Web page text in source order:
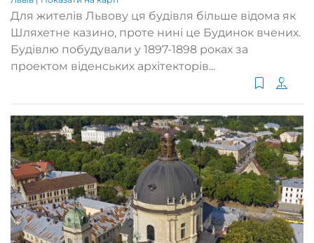
Для жителів Львову ця будівля більше відома як
Шляхетне казино, проте нині це Будинок вчених.
Будівлю побудували у 1897-1898 роках за
проектом віденських архітекторів...